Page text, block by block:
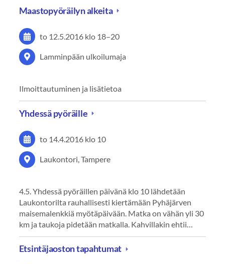
Maastopyöräilyn alkeita
to 12.5.2016 klo 18–20
Lamminpään ulkoilumaja
Ilmoittautuminen ja lisätietoa
Yhdessä pyöräille
to 14.4.2016 klo 10
Laukontori, Tampere
4.5. Yhdessä pyöräillen päivänä klo 10 lähdetään
Laukontorilta rauhallisesti kiertämään Pyhäjärven
maisemalenkkiä myötäpäivään. Matka on vähän yli 30
km ja taukoja pidetään matkalla. Kahvillakin ehtii…
Etsintäjaoston tapahtumat